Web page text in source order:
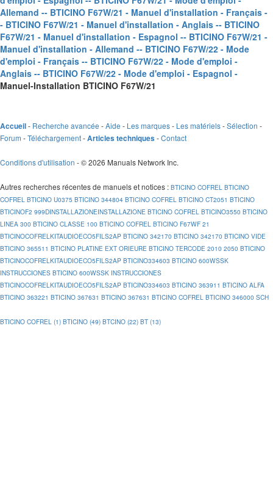
Allemand -- BTICINO F67W/21 - Manuel d'installation - Français -
- BTICINO F67W/21 - Manuel d'installation - Anglais -- BTICINO
F67W/21 - Manuel d'installation - Espagnol -- BTICINO F67W/21 -
Manuel d'installation - Allemand -- BTICINO F67W/22 - Mode
d'emploi - Français -- BTICINO F67W/22 - Mode d'emploi -
Anglais -- BTICINO F67W/22 - Mode d'emploi - Espagnol -
Manuel-Installation BTICINO F67W/21
Accueil- Recherche avancée -Aide - Les marques- Les matériels-Sélection -
Forum -Téléchargement-Articles techniques -Contact
Conditions d'utilisation - © 2026 Manuals Network Inc.
Autres recherches récentes de manuels et notices : BTICINO COFREL BTICINO
COFREL BTICINO U0375 BTICINO 344804 BTICINO COFREL BTICINO CT2051 BTICINO
BTICINOF2 999DINSTALLAZIONEINSTALLAZIONE BTICINO COFREL BTICINO3550 BTICINO
LINEA 300 BTICINO CLASSE 100 BTICINO COFREL BTICINO F67WF 21
BTICINOCOFRELKITAUDIOECO5FILS2AP BTICINO 342170 BTICINO 342170 BTICINO VIDE
BTICINO 365511 BTICINO PLATINE EXT ORIEURE BTICINO TERCODE 2010 2050 BTICINO
BTICINOCOFRELKITAUDIOECO5FILS2AP BTICINO334603 BTICINO 600WSSK
INSTRUCCIONES BTICINO 600WSSK INSTRUCCIONES
BTICINOCOFRELKITAUDIOECO5FILS2AP BTICINO334603 BTICINO 363911 BTICINO ALFA
BTICINO 363221 BTICINO 367631 BTICINO 367631 BTICINO COFREL BTICINO 346000 SCH
BTICINO COFREL (1) BTICINO (49) BTCINO (22) BT (13)